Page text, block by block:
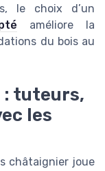
le choix d’un
améliore la
du bois au
: tuteurs,
les
châtaignier joue